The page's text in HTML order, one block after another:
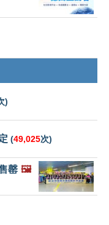
)
(49,025次)
罄 🖼️